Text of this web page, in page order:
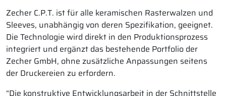
Zecher C.P.T. ist für alle keramischen Rasterwalzen und
Sleeves, unabhängig von deren Spezifikation, geeignet.
Die Technologie wird direkt in den Produktionsprozess
integriert und ergänzt das bestehende Portfolio der
Zecher GmbH, ohne zusätzliche Anpassungen seitens
der Druckereien zu erfordern.
“Die konstruktive Entwicklungsarbeit in der Schnittstelle